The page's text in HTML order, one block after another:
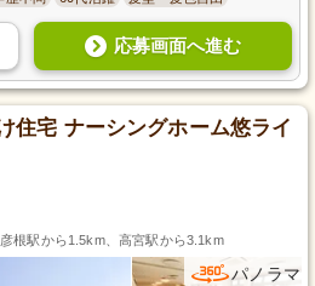
応募画面へ進む
住宅 ナーシングホーム悠ライ
根駅から1.5km、高宮駅から3.1km
パノラマ